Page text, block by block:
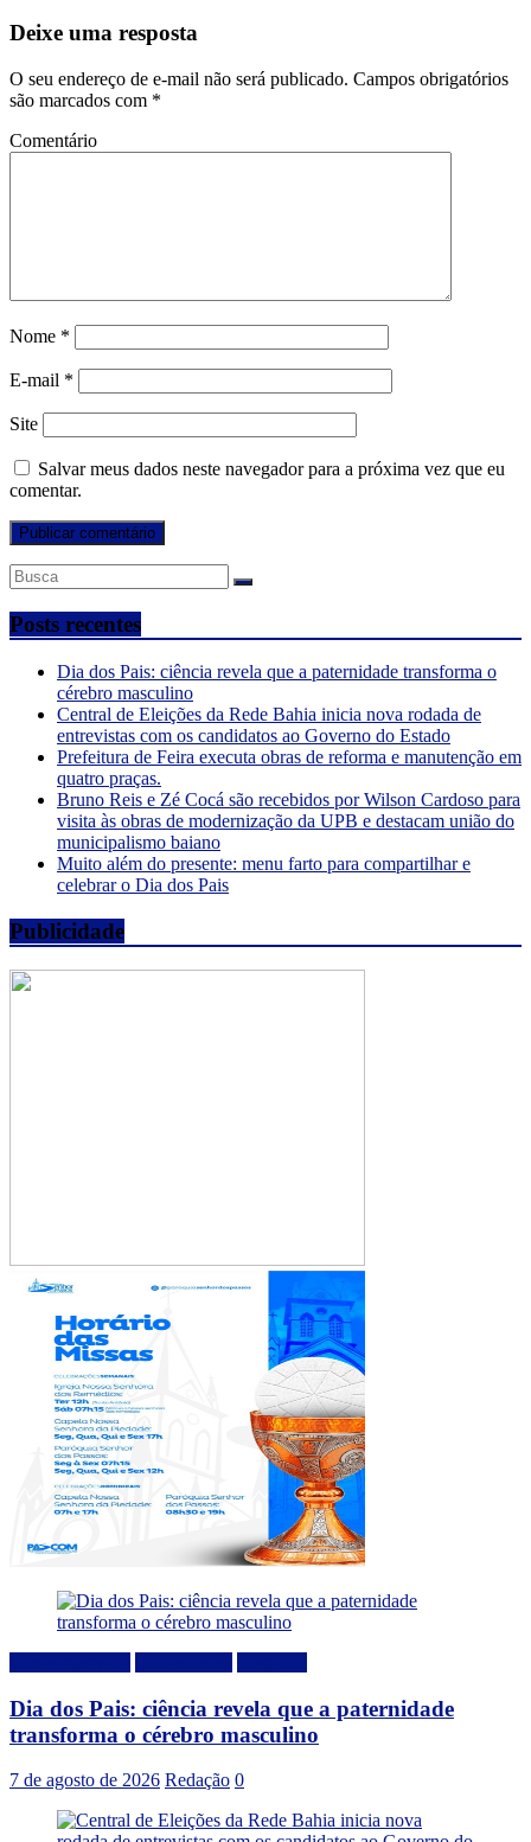
Deixe uma resposta
O seu endereço de e-mail não será publicado. Campos obrigatórios
são marcados com *
Comentário
Nome *
E-mail *
Site
Salvar meus dados neste navegador para a próxima vez que eu
comentar.
Posts recentes
Dia dos Pais: ciência revela que a paternidade transforma o
cérebro masculino
Central de Eleições da Rede Bahia inicia nova rodada de
entrevistas com os candidatos ao Governo do Estado
Prefeitura de Feira executa obras de reforma e manutenção em
quatro praças.
Bruno Reis e Zé Cocá são recebidos por Wilson Cardoso para
visita às obras de modernização da UPB e destacam união do
municipalismo baiano
Muito além do presente: menu farto para compartilhar e
celebrar o Dia dos Pais
Publicidade
Dia dos Pais: ciência revela que a paternidade
transforma o cérebro masculino
7 de agosto de 2026 Redação 0